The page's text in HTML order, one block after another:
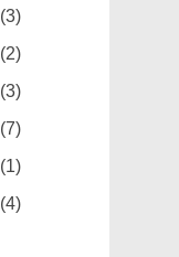
(3)
(2)
(3)
(7)
(1)
(4)